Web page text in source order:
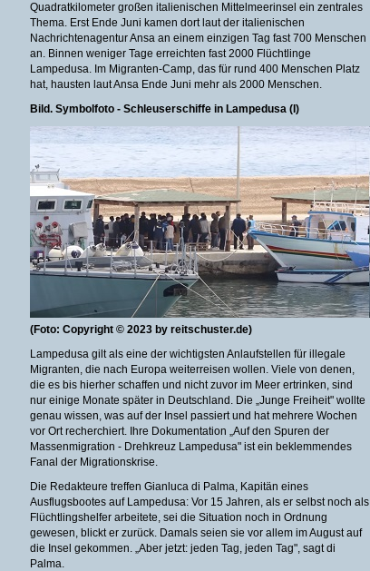
Quadratkilometer großen italienischen Mittelmeerinsel ein zentrales
Thema. Erst Ende Juni kamen dort laut der italienischen
Nachrichtenagentur Ansa an einem einzigen Tag fast 700 Menschen
an. Binnen weniger Tage erreichten fast 2000 Flüchtlinge
Lampedusa. Im Migranten-Camp, das für rund 400 Menschen Platz
hat, hausten laut Ansa Ende Juni mehr als 2000 Menschen.
Bild. Symbolfoto - Schleuserschiffe in Lampedusa (I)
(Foto: Copyright © 2023 by reitschuster.de)
Lampedusa gilt als eine der wichtigsten Anlaufstellen für illegale
Migranten, die nach Europa weiterreisen wollen. Viele von denen,
die es bis hierher schaffen und nicht zuvor im Meer ertrinken, sind
nur einige Monate später in Deutschland. Die „Junge Freiheit" wollte
genau wissen, was auf der Insel passiert und hat mehrere Wochen
vor Ort recherchiert. Ihre Dokumentation „Auf den Spuren der
Massenmigration - Drehkreuz Lampedusa" ist ein beklemmendes
Fanal der Migrationskrise.
Die Redakteure treffen Gianluca di Palma, Kapitän eines
Ausflugsbootes auf Lampedusa: Vor 15 Jahren, als er selbst noch als
Flüchtlingshelfer arbeitete, sei die Situation noch in Ordnung
gewesen, blickt er zurück. Damals seien sie vor allem im August auf
die Insel gekommen. „Aber jetzt: jeden Tag, jeden Tag", sagt di
Palma.